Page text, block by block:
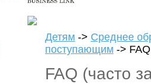
Детям -> Среднее
поступающим ->
FAQ (часто